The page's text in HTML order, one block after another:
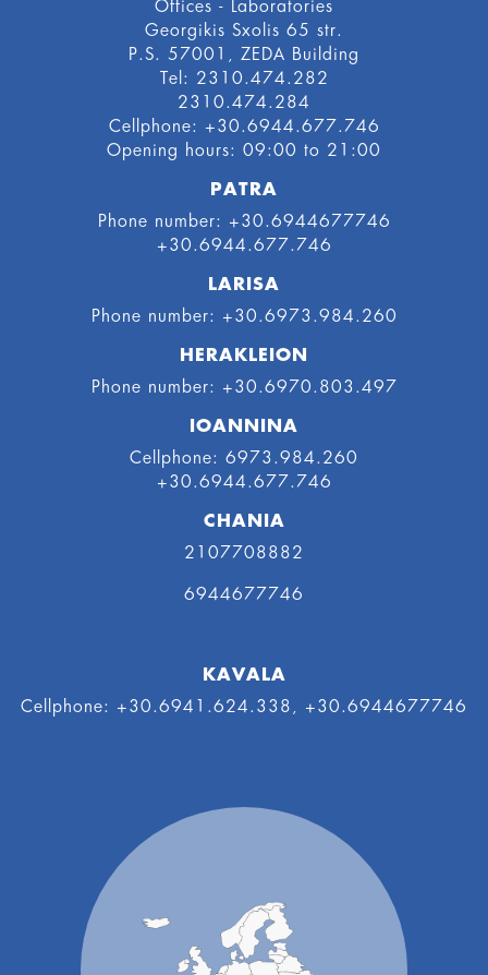
Offices - Laboratories
Georgikis Sxolis 65 str.
P.S. 57001, ZEDA Building
Tel: 2310.474.282
2310.474.284
Cellphone: +30.6944.677.746
Οpening hours: 09:00 to 21:00
PATRA
Phone number: +30.6944677746
+30.6944.677.746
LARISA
Phone number: +30.6973.984.260
HERAKLEION
Phone number: +30.6970.803.497
IOANNINA
Cellphone: 6973.984.260
+30.6944.677.746
CHANIA
2107708882
6944677746
KAVALA
Cellphone: +30.6941.624.338, +30.6944677746